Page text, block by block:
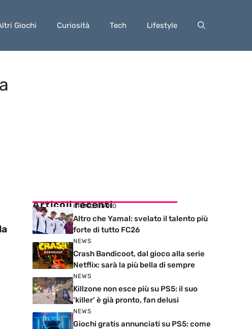
Giochi Curiosità Tech Lifestyle
Articoli recenti
PRIMO PIANO
Altro che Yamal: svelato il talento più
forte di tutto FC26
NEWS
Crash Bandicoot, dal gioco alla serie
Netflix: sarà la più bella di sempre
NEWS
Killzone non esce più su PS5: il suo
‘killer’ è già pronto, fan delusi
NEWS
Giochi gratis annunciati su PS5: come